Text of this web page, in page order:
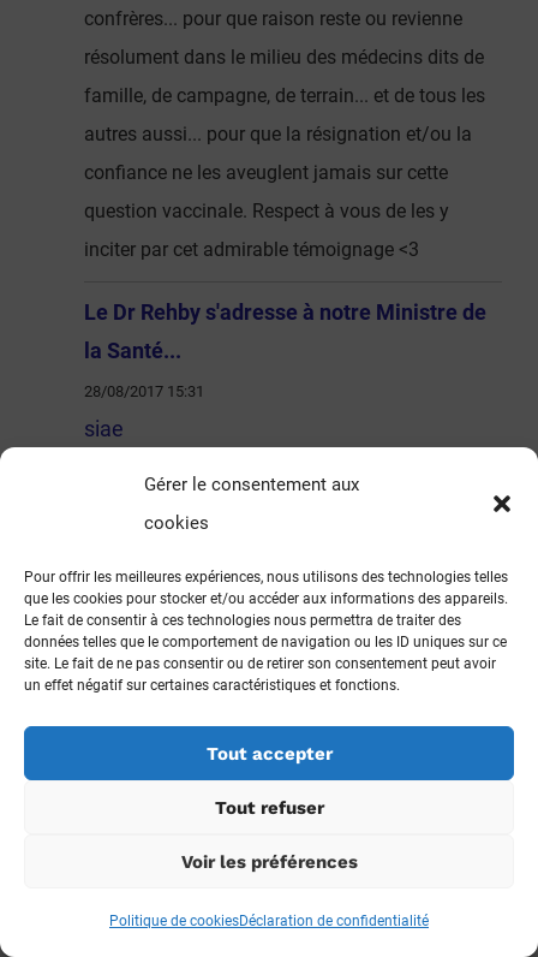
Gérer le consentement aux
cookies
Pour offrir les meilleures expériences, nous utilisons des technologies telles
que les cookies pour stocker et/ou accéder aux informations des appareils.
Le fait de consentir à ces technologies nous permettra de traiter des
données telles que le comportement de navigation ou les ID uniques sur ce
site. Le fait de ne pas consentir ou de retirer son consentement peut avoir
un effet négatif sur certaines caractéristiques et fonctions.
Tout accepter
Tout refuser
Voir les préférences
Politique de cookiesDéclaration de confidentialité
confrères... pour que raison reste ou revienne
résolument dans le milieu des médecins dits de
famille, de campagne, de terrain... et de tous les
autres aussi... pour que la résignation et/ou la
confiance ne les aveuglent jamais sur cette
question vaccinale. Respect à vous de les y
inciter par cet admirable témoignage <3
Le Dr Rehby s'adresse à notre Ministre de
la Santé...
28/08/2017 15:31
siae
de position publique.
Le Dr Rehby s'adresse à notre Ministre de
la Santé...
28/08/2017 14:04
Si l'on retrouve 3 cas aussi graves dans une
pharmacovigilance en France. Je veux bien
qu'une RCT soit très chère ou très dure à mener.